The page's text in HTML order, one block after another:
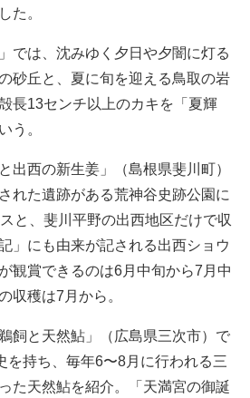
た。
では、沈みゆく夕日や夕闇に灯る
砂丘と、夏に旬を迎える鳥取の岩
長13センチ以上のカキを「夏輝
う。
西の新生姜」（島根県斐川町）
れた遺跡がある荒神谷史跡公園に
と、斐川平野の出西地区だけで収
」にも由来が記される出西ショウ
観賞できるのは6月中旬から7月中
収穫は7月から。
飼と天然鮎」（広島県三次市）で
を持ち、毎年6〜8月に行われる三
た天然鮎を紹介。「天満宮の御誕